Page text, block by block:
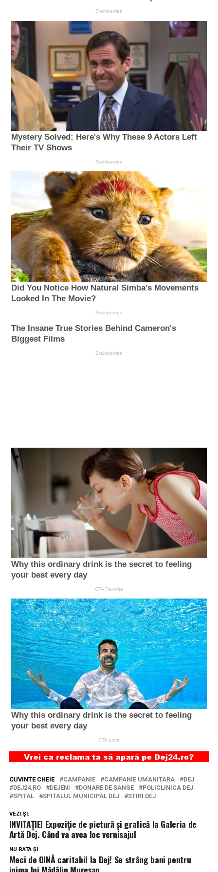
CUVINTE CHEIE CAMPANIE CAMPANIE UMANITARA
DEJ
DEJ24.RO
DEJENI DONARE DE SANGE
POLICLINICA DEJ
SPITAL
SPITALUL MUNICIPAL DEJ STIRI DEJ
VEZI ȘI:
INVITAȚIE! Expoziție de pictură și grafică la Galeria de
Artă Dej. Când va avea loc vernisajul
NU RATA ȘI
Meci de OINĂ caritabil la Dej! Se strâng bani pentru